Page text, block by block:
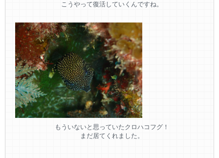
こうやって復活していくんですね。
もういないと思っていたクロハコフグ！
まだ居てくれました。